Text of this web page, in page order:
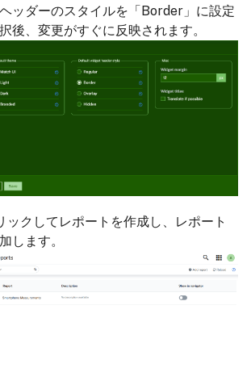
ッダーのスタイルを「Border」に設定
後、変更がすぐに反映されます。
ックしてレポートを作成し、レポート
します。